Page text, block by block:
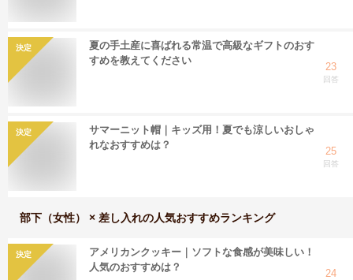
決定
夏の手土産に喜ばれる常温で高級なギフトのおす
すめを教えてください
23
回答
決定
サマーニット帽｜キッズ用！夏でも涼しいおしゃ
れなおすすめは？
25
回答
部下（女性） × 差し入れの人気おすすめランキング
決定
アメリカンクッキー｜ソフトな食感が美味しい！
人気のおすすめは？
24